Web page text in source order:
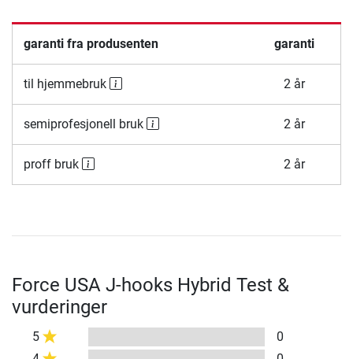
garanti fra produsenten garanti
til hjemmebruk 2 år
semiprofesjonell bruk 2 år
proff bruk 2 år
Force USA J-hooks Hybrid Test &
vurderinger
5
0